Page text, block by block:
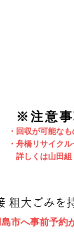
※注意
・回収が可能な
・舟橋リサイク
詳しくは山田組
粗大ごみを
市へ事前予約